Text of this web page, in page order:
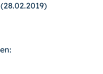
(28.02.2019)